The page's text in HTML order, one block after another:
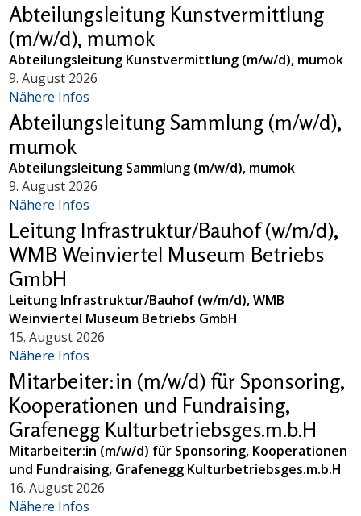
Abteilungsleitung Kunstvermittlung
(m/w/d), mumok
Abteilungsleitung Kunstvermittlung (m/w/d), mumok
9. August 2026
Nähere Infos
Abteilungsleitung Sammlung (m/w/d),
mumok
Abteilungsleitung Sammlung (m/w/d), mumok
9. August 2026
Nähere Infos
Leitung Infrastruktur/Bauhof (w/m/d),
WMB Weinviertel Museum Betriebs
GmbH
Leitung Infrastruktur/Bauhof (w/m/d), WMB
Weinviertel Museum Betriebs GmbH
15. August 2026
Nähere Infos
Mitarbeiter:in (m/w/d) für Sponsoring,
Kooperationen und Fundraising,
Grafenegg Kulturbetriebsges.m.b.H
Mitarbeiter:in (m/w/d) für Sponsoring, Kooperationen
und Fundraising, Grafenegg Kulturbetriebsges.m.b.H
16. August 2026
Nähere Infos